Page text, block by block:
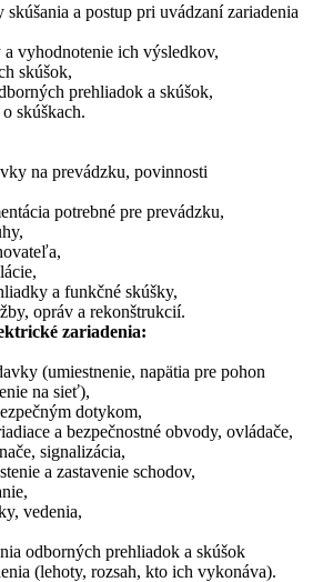
skúšania a postup pri uvádzaní zariadenia
vyhodnotenie ich výsledkov,
skúšok,
prehliadok a skúšok,
skúškach.
na prevádzku, povinnosti
potrebné pre prevádzku,
a funkčné skúšky,
opráv a rekonštrukcií.
zariadenia:
(umiestnenie, napätia pre pohon
na sieť),
dotykom,
a bezpečnostné obvody, ovládače,
signalizácia,
a zastavenie schodov,
vedenia,
odborných prehliadok a skúšok
(lehoty, rozsah, kto ich vykonáva).